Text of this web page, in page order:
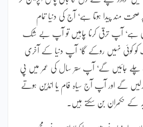
مند پیدا ہوتا ہے‘ آج کی دنیا تمام
ہے‘ آپ ترقی کرنا چاہیں تو آپ بے شک
کوئی نہیں روکے گا‘ آپ دنیا کے آخری
چلے جائیں گے‘ آپ ستر سال کی عمر میں پی
گے اور آپ آج سیاہ فام یا انڈین ہوتے
کے حکمران بن سکتے ہیں۔